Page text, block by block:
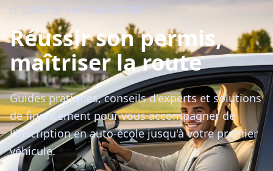
LE GUIDE DE L'AUTOMOBILISTE
Réussir son permis,
maîtriser la route
Guides pratiques, conseils d'experts et solutions
de financement pour vous accompagner de
l'inscription en auto-école jusqu'à votre premier
véhicule.